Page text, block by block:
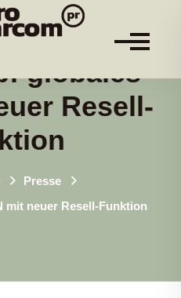
globales
Resell-
Presse
mit neuer Resell-Funktion